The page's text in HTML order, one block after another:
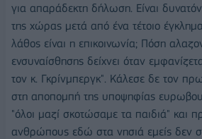
για απαράδεκτη δήλωση. Είναι
της χώρας μετά από ένα τέτοιο
λάθος είναι η επικοινωνία; Πόση
ενσυναίσθησης δείχνει όταν
τον κ. Γκρίνμπεργκ". Κάλεσε δε τον
στη αποπομπή της υποψηφίας
"όλοι μαζί σκοτώσαμε τα παιδιά" και
ανθρώπους εδώ στα νησιά εμείς δεν